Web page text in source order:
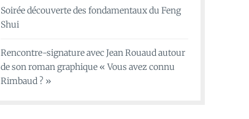
Soirée découverte des fondamentaux du Feng
Shui
Rencontre-signature avec Jean Rouaud autour
de son roman graphique « Vous avez connu
Rimbaud ? »